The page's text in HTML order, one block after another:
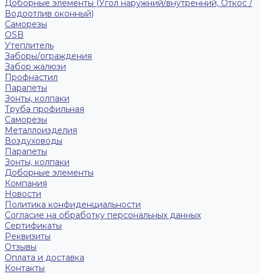
Доборные элементы (Угол наружний/внутренний, Откос /
Водоотлив оконный)
Саморезы
OSB
Утеплитель
Заборы/ограждения
Забор жалюзи
Профнастил
Парапеты
Зонты, колпаки
Труба профильная
Саморезы
Металлоизделия
Воздуховоды
Парапеты
Зонты, колпаки
Доборные элементы
Компания
Новости
Политика конфиденциальности
Согласие на обработку персональных данных
Сертификаты
Реквизиты
Отзывы
Оплата и доставка
Контакты